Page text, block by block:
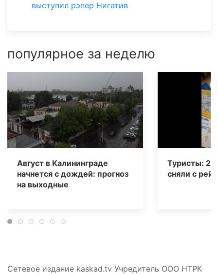
выступил рэпер Нигатив
популярное за неделю
Август в Калининграде
начнется с дождей: прогноз
на выходные
Туристы: 20
сняли с
Сетевое издание kaskad.tv Учредитель ООО НТРК